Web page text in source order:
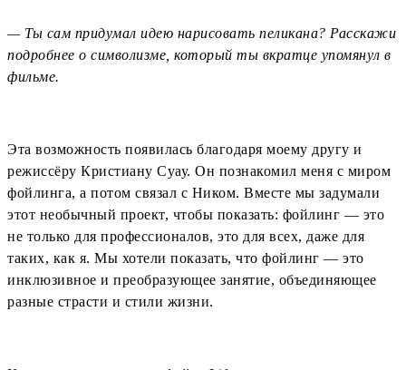
— Ты сам придумал идею нарисовать пеликана? Расскажи
подробнее о символизме, который ты вкратце упомянул в
фильме.
Эта возможность появилась благодаря моему другу и
режиссёру Кристиану Суау. Он познакомил меня с миром
фойлинга, а потом связал с Ником. Вместе мы задумали
этот необычный проект, чтобы показать: фойлинг — это
не только для профессионалов, это для всех, даже для
таких, как я. Мы хотели показать, что фойлинг — это
инклюзивное и преобразующее занятие, объединяющее
разные страсти и стили жизни.